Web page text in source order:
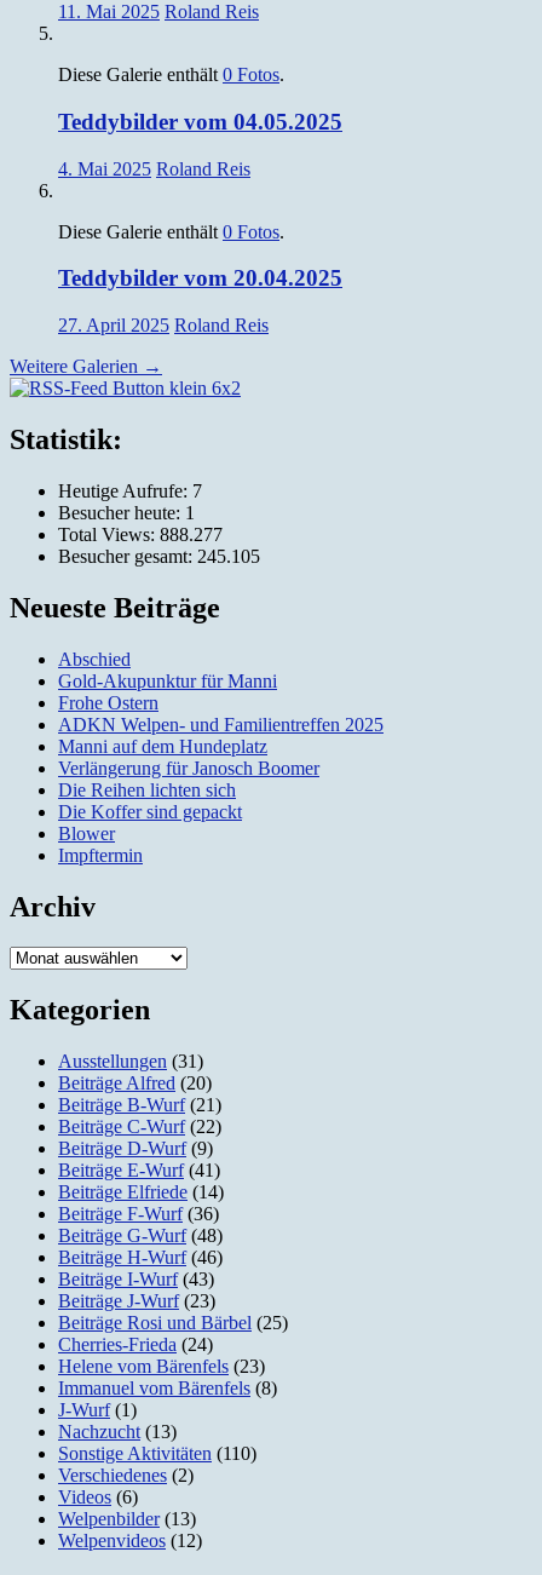
11. Mai 2025 Roland Reis
Diese Galerie enthält 0 Fotos.
Teddybilder vom 04.05.2025
4. Mai 2025 Roland Reis
Diese Galerie enthält 0 Fotos.
Teddybilder vom 20.04.2025
27. April 2025 Roland Reis
Weitere Galerien →
Statistik:
Heutige Aufrufe: 7
Besucher heute: 1
Total Views: 888.277
Besucher gesamt: 245.105
Neueste Beiträge
Abschied
Gold-Akupunktur für Manni
Frohe Ostern
ADKN Welpen- und Familientreffen 2025
Manni auf dem Hundeplatz
Verlängerung für Janosch Boomer
Die Reihen lichten sich
Die Koffer sind gepackt
Blower
Impftermin
Archiv
Archiv
Kategorien
Ausstellungen (31)
Beiträge Alfred (20)
Beiträge B-Wurf(21)
Beiträge C-Wurf(22)
Beiträge D-Wurf(9)
Beiträge E-Wurf(41)
Beiträge Elfriede (14)
Beiträge F-Wurf(36)
Beiträge G-Wurf(48)
Beiträge H-Wurf(46)
Beiträge I-Wurf(43)
Beiträge J-Wurf(23)
Beiträge Rosi und Bärbel (25)
Cherries-Frieda (24)
Helene vom Bärenfels (23)
Immanuel vom Bärenfels (8)
J-Wurf(1)
Nachzucht (13)
Sonstige Aktivitäten (110)
Verschiedenes (2)
Videos (6)
Welpenbilder(13)
Welpenvideos (12)